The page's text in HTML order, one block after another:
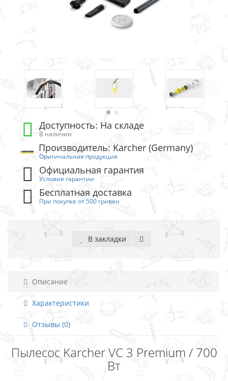
Доступность: На складе
В наличии
Производитель: Karcher (Germany)
Оригинальная продукция
Официальная гарантия
Условия гарантии
Бесплатная доставка
При покупке от 500 гривен
В закладки
Описание
Характеристики
Отзывы (0)
Пылесос Karcher VC 3 Premium / 700
Вт